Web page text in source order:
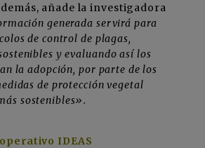
añade la investigadora
generada servirá para
de control de plagas,
y evaluando así los
la adopción, por parte de los
de protección vegetal
sostenibles».
IDEAS